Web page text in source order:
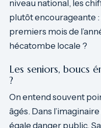
niveau national, les
plutôt encourageante
premiers mois de
hécatombe locale ?
Les seniors, boucs
?
On entend souvent
âgés. Dans
égale danger public.